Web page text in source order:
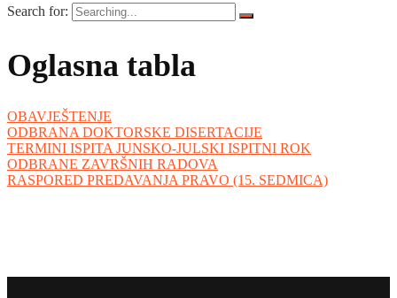
Search for:
Oglasna tabla
OBAVJEŠTENJE
ODBRANA DOKTORSKE DISERTACIJE
TERMINI ISPITA JUNSKO-JULSKI ISPITNI ROK
ODBRANE ZAVRŠNIH RADOVA
RASPORED PREDAVANJA PRAVO (15. SEDMICA)